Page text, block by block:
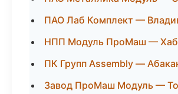
ПАО Лаб Комплект —
НПП Модуль ПроМаш —
ПК Групп Assembly —
Завод ПроМаш Модуль —